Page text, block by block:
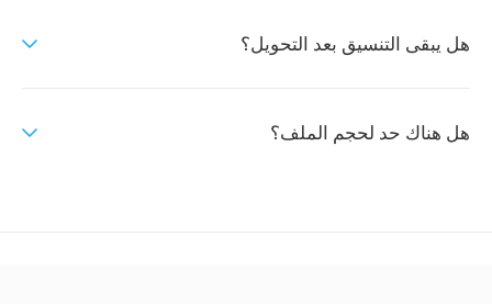
هل يبقى التنسيق بعد التحويل؟
هل هناك حد لحجم الملف؟